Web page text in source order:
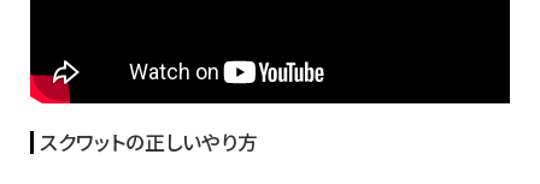
スクワットの正しいやり方